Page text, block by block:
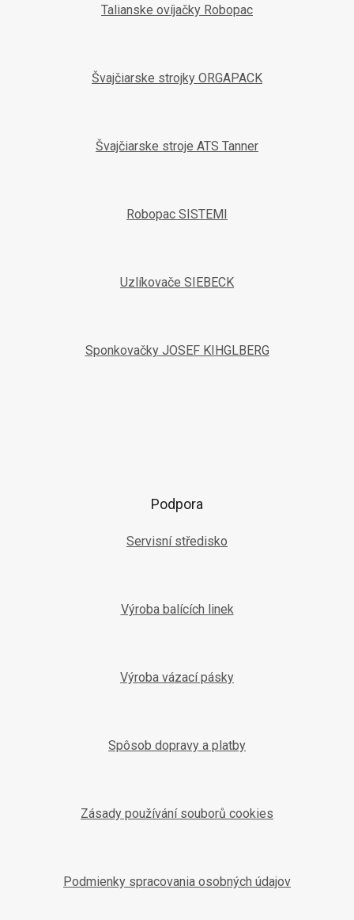
Talianske ovíjačky Robopac
Švajčiarske strojky ORGAPACK
Švajčiarske stroje ATS Tanner
Robopac SISTEMI
Uzlíkovače SIEBECK
Sponkovačky JOSEF KIHGLBERG
Podpora
Servisní středisko
Výroba balících linek
Výroba vázací pásky
Spôsob dopravy a platby
Zásady používání souborů cookies
Podmienky spracovania osobných údajov